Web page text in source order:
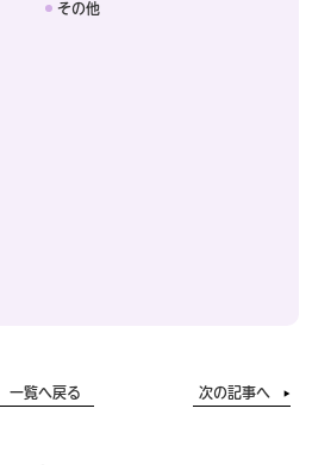
その他
一覧へ戻る 次の記事へ